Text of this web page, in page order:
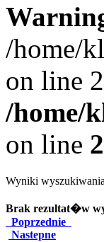
/home/
on line
/home/
on line
Wyniki wyszukiwania
Brak rezultat�w
Poprzednie
Nastepne